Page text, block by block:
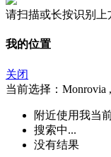
请扫描或长按识别上
我的位置
关闭
当前选择：Monrovia
附近使用我当
搜索中...
没有结果